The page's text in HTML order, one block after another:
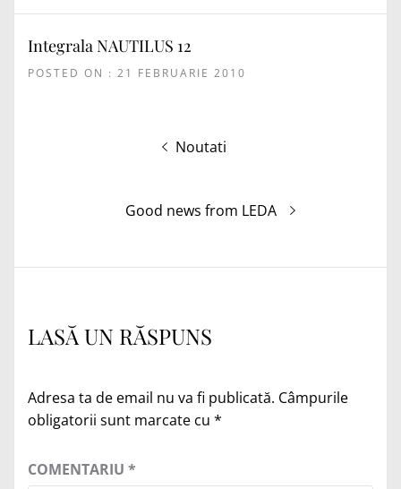
Integrala NAUTILUS 12
POSTED ON : 21 FEBRUARIE 2010
Articolul
Noutati
Articolul
Good news from LEDA
LASĂ UN RĂSPUNS
Adresa ta de email nu va fi publicată. Câmpurile
obligatorii sunt marcate cu *
COMENTARIU *